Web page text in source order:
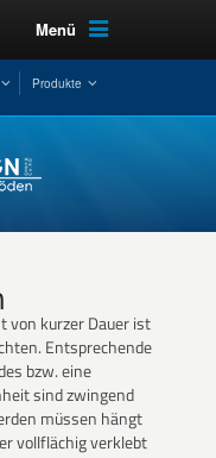
Menü
Produkte
von kurzer Dauer ist
Entsprechende
bzw. eine
sind zwingend
müssen hängt
vollflächig verklebt